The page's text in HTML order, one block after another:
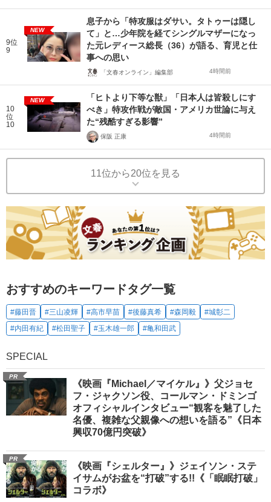
9位
9
NEW
息子から「特攻服はダサい。タトゥーは隠し
て」と…少年院を経てシングルマザーになっ
た元レディース総長（36）が語る、育児と仕
事への思い
「文春オンライン」編集部 4時間前
10
位
10
NEW
「ヒトより下等な獣」「日本人は皆殺しにす
べき」特攻作戦が敵国・アメリカ世論に与え
た“残酷すぎる影響”
保阪 正康 4時間前
11位から20位を見る
おすすめのキーワードタグ一覧
#藤田晋 #三山凌輝 #高市早苗 #後藤真希 #森岡毅
#城彰二
#内田有紀
#松田聖子 #玉木雄一郎 #亀和田武
SPECIAL
PR
《映画『Michael／マイケル』》父ジョセ
フ・ジャクソン役、コールマン・ドミンゴ
オフィシャルインタビュー“観客を魅了した
名優、複雑な父親像への想いを語る”《日本
興収70億円突破》
PR
《映画『シェルター』》ジェイソン・ステ
イサムがお盆を“打破”する!!《「眠眠打破」
コラボ》